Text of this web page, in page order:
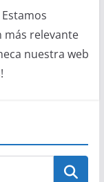
más relevante
nuestra web